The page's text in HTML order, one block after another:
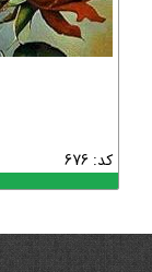
کد: 676